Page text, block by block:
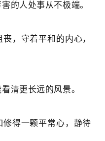
的人处事从不极端。
，守着平和的内心，
清更长远的风景。
得一颗平常心，静待